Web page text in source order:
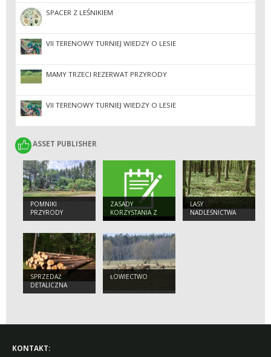
SPACER Z LEŚNIKIEM
VII TERENOWY TURNIEJ WIEDZY O LESIE
MAMY TRZECI REZERWAT PRZYRODY
VII TERENOWY TURNIEJ WIEDZY O LESIE
ASSET PUBLISHER
ASSET PUBLISHER
POMNIKI
PRZYRODY
ZASADY
KORZYSTANIA Z
OBIEKTÓW
LASY
NADLEŚNICTWA
SPRZEDAŻ
DETALICZNA
ŁOWIECTWO
KONTAKT: